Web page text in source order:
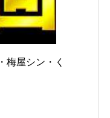
梅屋シン・く